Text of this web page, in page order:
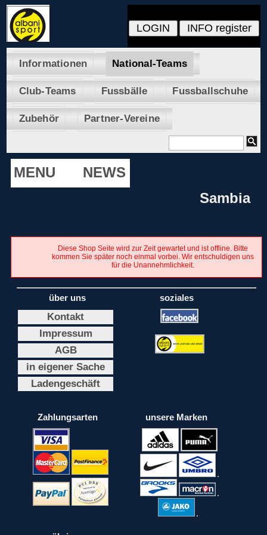
Informationen National-Teams
Club-Teams Fussbälle Fussballschuhe
Zubehör Partner-Vereine
MENU
NEWS
Sambia
Diese Shop Seite wird zur Zeit gewartet und ist offline. Bitte
kommen Sie später noch einmal vorbei. Wir entschuldigen uns
für die Unannehmlichkeit.
über uns
Kontakt
Impressum
AGB
in eigener Sache
Ladengeschäft
soziales
Zahlungsarten unsere Marken